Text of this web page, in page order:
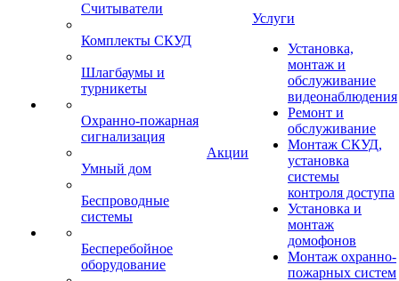
Считыватели
Комплекты СКУД
Шлагбаумы и
турникеты
Охранно-пожарная
сигнализация
Умный дом
Беспроводные
системы
Бесперебойное
оборудование
Акции
Услуги
Установка,
монтаж и
обслуживание
видеонаблюдения
Ремонт и
обслуживание
Монтаж СКУД,
установка
системы
контроля доступа
Установка и
монтаж
домофонов
Монтаж охранно-
пожарных систем